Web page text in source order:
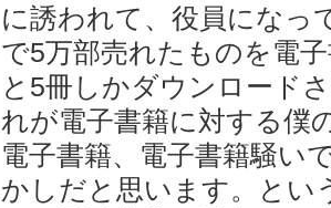
に誘われて、役員になっ
で5万部売れたものを電
と5冊しかダウンロード
れが電子書籍に対する僕
電子書籍、電子書籍騒い
かしだと思います。とい